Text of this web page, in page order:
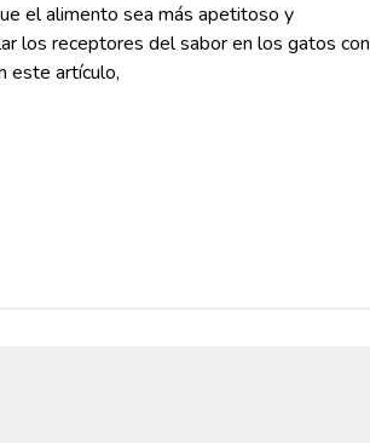
el alimento sea más apetitoso y
los receptores del sabor en los gatos con
este artículo,